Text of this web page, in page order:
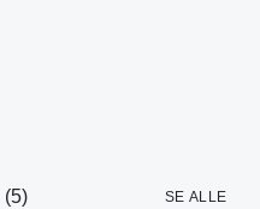
(5) SE ALLE